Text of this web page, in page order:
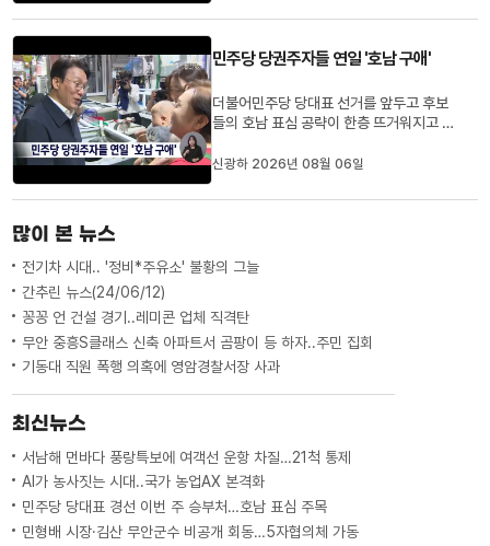
투표, 무안군의 유치 신청 등 절차가남아있
"합의대로 하면 되는 것 아니냐"...
민주당 당권주자들 연일 '호남 구애'
더불어민주당 당대표 선거를 앞두고 후보
들의 호남 표심 공략이 한층 뜨거워지고 있
목포 순회 일정을 소화하며 "정청래 후보가
로젝트' 추진에 차질이 생길 수 있다"며, 호
신광하 2026년 08월 06일
많이 본 뉴스
전기차 시대.. '정비*주유소' 불황의 그늘
간추린 뉴스(24/06/12)
꽁꽁 언 건설 경기..레미콘 업체 직격탄
무안 중흥S클래스 신축 아파트서 곰팡이 등 하자..주민 집회
기동대 직원 폭행 의혹에 영암경찰서장 사과
최신뉴스
서남해 먼바다 풍랑특보에 여객선 운항 차질…21척 통제
AI가 농사짓는 시대..국가 농업AX 본격화
민주당 당대표 경선 이번 주 승부처…호남 표심 주목
민형배 시장·김산 무안군수 비공개 회동…5자협의체 가동